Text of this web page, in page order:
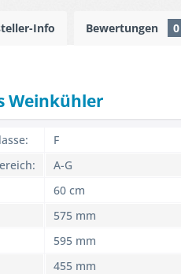
Info Bewertungen 0
Weinkühler
F
A-G
60 cm
575 mm
595 mm
455 mm